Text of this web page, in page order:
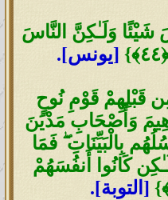
شَيْئًا وَلَـٰكِنَّ النَّاسَ
[يونس].
مِن قَبْلِهِمْ قَوْمِ نُوحٍ
وَأَصْحَابِ مَدْيَنَ
بِالْبَيِّنَاتِ ۖ فَمَا
كَانُوا أَنفُسَهُمْ
[التوبة].